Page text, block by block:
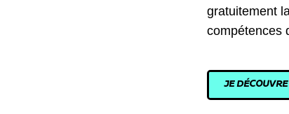
gratuitement
compétences
JE